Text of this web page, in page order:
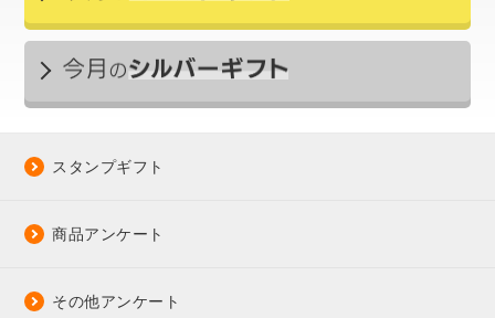
スタンプギフト
商品アンケート
その他アンケート